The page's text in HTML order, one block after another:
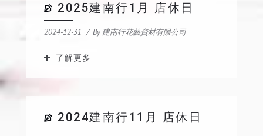
2025建南行1月 店休日
2024-12-31 By 建南行花藝資材有限公司
了解更多
2024建南行11月 店休日